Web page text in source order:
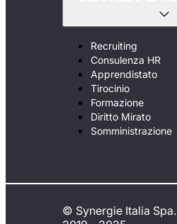
Recruiting
Consulenza HR
Apprendistato
Tirocinio
Formazione
Diritto Mirato
Somministrazione
© Synergie Italia Spa.